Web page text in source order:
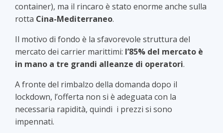
container), ma il rincaro è stato enorme anche sulla
rotta Cina-Mediterraneo.
Il motivo di fondo è la sfavorevole struttura del
mercato dei carrier marittimi: l’85% del mercato è
in mano a tre grandi alleanze di operatori.
A fronte del rimbalzo della domanda dopo il
lockdown, l’offerta non si è adeguata con la
necessaria rapidità, quindi i prezzi si sono
impennati.